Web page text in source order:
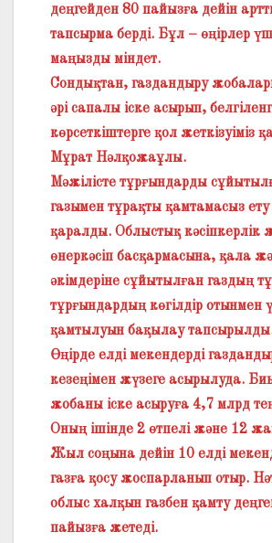
деңгейден 80 пайызға дейін
тапсырма берді. Бұл – өңірлер
маңызды міндет.
Сондықтан, газдандыру
әрі сапалы іске асырып,
көрсеткіштерге қол жеткізуіміз
Мұрат Нәлқожаұлы.
Мәжілісте тұрғындарды
газымен тұрақ­ты қамтамасыз ету
қаралды. Облыстық кәсіпкерлік
өнеркәсіп басқармасына, қала
әкімдеріне сұйытылған газдың
тұрғындардың көгілдір отынмен
қамтылуын бақылау
Өңірде елді мекендерді
кезеңімен жүзеге асырылуда.
жобаны іске асыруға 4,7 млрд
Оның ішінде 2 өтпелі және 12
Жыл соңына дейін 10 елді
газға қосу жоспарланып отыр.
облыс халқын газбен қамту
пайызға жетеді.